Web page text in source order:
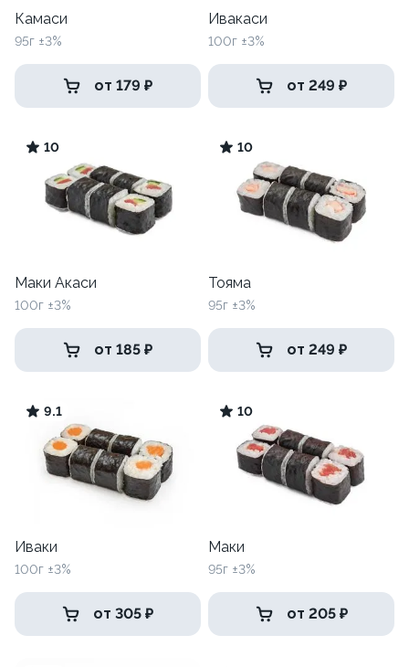
Камаси
95г ±3%
от 179 ₽
Ивакаси
100г ±3%
от 249 ₽
10
Маки Акаси
100г ±3%
от 185 ₽
10
Тояма
95г ±3%
от 249 ₽
9.1
Иваки
100г ±3%
от 305 ₽
10
Маки
95г ±3%
от 205 ₽